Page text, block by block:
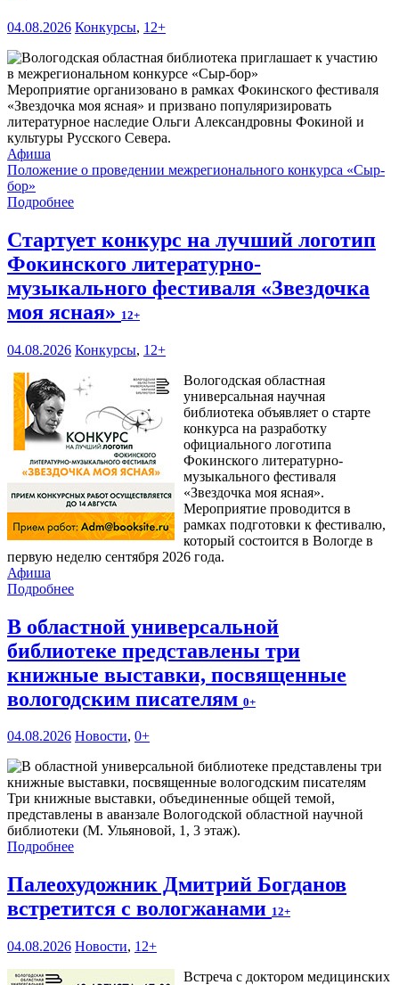
04.08.2026 Конкурсы, 12+
Мероприятие организовано в рамках Фокинского фестиваля
«Звездочка моя ясная» и призвано популяризировать
литературное наследие Ольги Александровны Фокиной и
культуры Русского Севера.
Афиша
Положение о проведении межрегионального конкурса «Сыр-
бор»
Подробнее
Стартует конкурс на лучший логотип
Фокинского литературно-
музыкального фестиваля «Звездочка
моя ясная» 12+
04.08.2026 Конкурсы, 12+
Вологодская областная
универсальная научная
библиотека объявляет о старте
конкурса на разработку
официального логотипа
Фокинского литературно-
музыкального фестиваля
«Звездочка моя ясная».
Мероприятие проводится в
рамках подготовки к фестивалю,
который состоится в Вологде в
первую неделю сентября 2026 года.
Афиша
Подробнее
В областной универсальной
библиотеке представлены три
книжные выставки, посвященные
вологодским писателям 0+
04.08.2026 Новости, 0+
Три книжные выставки, объединенные общей темой,
представлены в аванзале Вологодской областной научной
библиотеки (М. Ульяновой, 1, 3 этаж).
Подробнее
Палеохудожник Дмитрий Богданов
встретится с вологжанами 12+
04.08.2026 Новости, 12+
Встреча с доктором медицинских